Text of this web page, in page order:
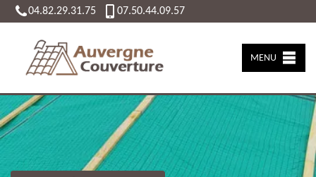
04.82.29.31.75 07.50.44.09.57
MENU